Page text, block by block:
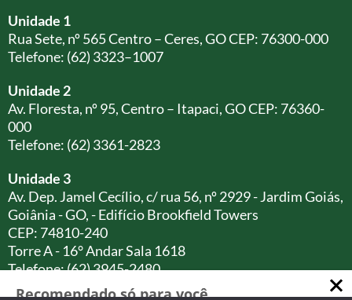
Unidade 1
Rua Sete, nº 565 Centro – Ceres, GO CEP: 76300-000
Telefone: (62) 3323–1007
Unidade 2
Av. Floresta, nº 95, Centro – Itapaci, GO CEP: 76360-
000
Telefone: (62) 3361-2823
Unidade 3
Av. Dep. Jamel Cecílio, c/ rua 56, nº 2929 - Jardim Goiás,
Goiânia - GO, - Edifício Brookfield Towers
CEP: 74810-240
Torre A - 16° Andar Sala 1618
Telefone: (62) 3945-2480
Recomendado só para você